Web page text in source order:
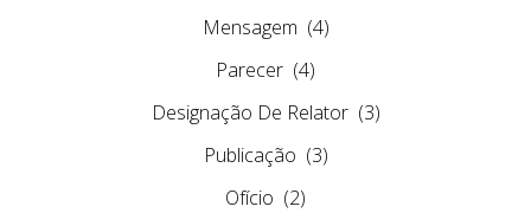
Mensagem (4)
Parecer (4)
Designação De Relator (3)
Publicação (3)
Ofício (2)